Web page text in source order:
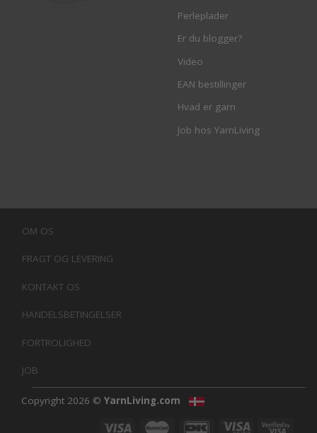
Perleplader
Er du blogger?
Video
EAN bestillinger
Hvad er garn
Job hos YarnLiving
OM OS
FRAGT OG LEVERING
KONTAKT OS
HANDELSBETINGELSER
FORTROLIGHED
JOB
Copyright 2026 © YarnLiving.com